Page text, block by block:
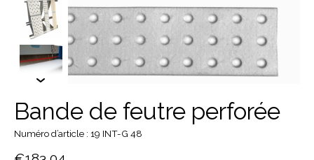
Bande de feutre perforée
Numéro d’article : 19 INT-G 48